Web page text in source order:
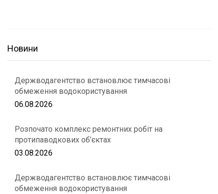
Новини
Держводагентство встановлює тимчасові
обмеження водокористування
06.08.2026
Розпочато комплекс ремонтних робіт на
протипаводкових об’єктах
03.08.2026
Держводагентство встановлює тимчасові
обмеження водокористування